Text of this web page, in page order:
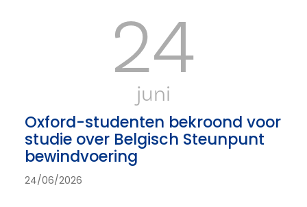
24
juni
Oxford-studenten bekroond voor
studie over Belgisch Steunpunt
bewindvoering
24/06/2026